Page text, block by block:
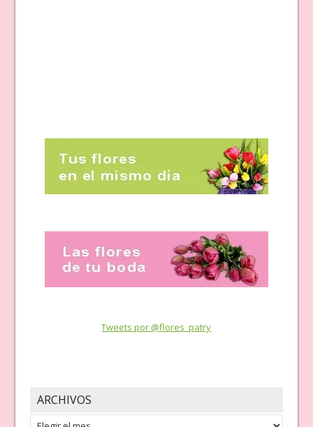
Tweets por @flores_patry
ARCHIVOS
Archivos